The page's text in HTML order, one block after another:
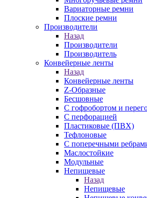
Вариаторные ремни
Плоские ремни
Производители
Назад
Производители
Производитель
Конвейерные ленты
Назад
Конвейерные ленты
Z-Образные
Бесшовные
С гофробортом и
С перфорацией
Пластиковые (ПВХ)
Тефлоновые
С поперечными
Маслостойкие
Модульные
Непищевые
Назад
Непищевые